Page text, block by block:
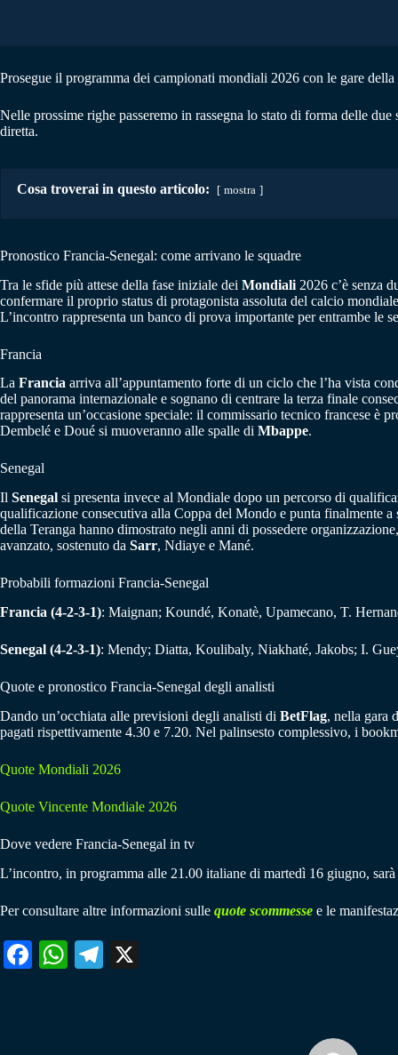
Prosegue il programma dei campionati mondiali 2026 con le gare
Nelle prossime righe passeremo in rassegna lo stato di forma delle
diretta.
Cosa troverai in questo articolo: mostra
Pronostico Francia-Senegal: come arrivano le squadre
Tra le sfide più attese della fase iniziale dei Mondiali 2026 c’è senza
confermare il proprio status di protagonista assoluta del calcio
L’incontro rappresenta un banco di prova importante per entrambe le
Francia
La Francia arriva all’appuntamento forte di un ciclo che l’ha vista
del panorama internazionale e sognano di centrare la terza finale
rappresenta un’occasione speciale: il commissario tecnico francese
Dembelé e Doué si muoveranno alle spalle di Mbappe.
Senegal
Il Senegal si presenta invece al Mondiale dopo un percorso di
qualificazione consecutiva alla Coppa del Mondo e punta finalmente
della Teranga hanno dimostrato negli anni di possedere
avanzato, sostenuto da Sarr, Ndiaye e Mané.
Probabili formazioni Francia-Senegal
Francia (4-2-3-1): Maignan; Koundé, Konatè, Upamecano, T.
Senegal (4-2-3-1): Mendy; Diatta, Koulibaly, Niakhaté, Jakobs; I.
Quote e pronostico Francia-Senegal degli analisti
Dando un’occhiata alle previsioni degli analisti di BetFlag, nella gara
pagati rispettivamente 4.30 e 7.20. Nel palinsesto complessivo, i
Quote Mondiali 2026
Quote Vincente Mondiale 2026
Dove vedere Francia-Senegal in tv
L’incontro, in programma alle 21.00 italiane di martedì 16 giugno,
Per consultare altre informazioni sulle quote scommesse e le
Fa W
Te